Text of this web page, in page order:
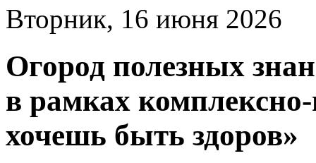
Вторник, 16 июня 2026
Огород полезных
в рамках
хочешь быть здоров»